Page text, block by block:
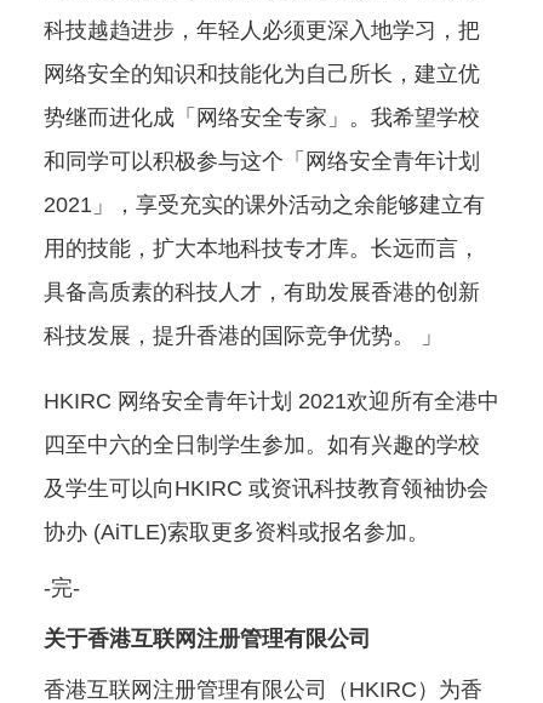
科技越趋进步，年轻人必须更深入地学习，把
网络安全的知识和技能化为自己所长，建立优
势继而进化成「网络安全专家」。我希望学校
和同学可以积极参与这个「网络安全青年计划
2021」，享受充实的课外活动之余能够建立有
用的技能，扩大本地科技专才库。长远而言，
具备高质素的科技人才，有助发展香港的创新
科技发展，提升香港的国际竞争优势。 」
HKIRC 网络安全青年计划 2021欢迎所有全港中
四至中六的全日制学生参加。如有兴趣的学校
及学生可以向HKIRC 或资讯科技教育领袖协会
协办 (AiTLE)索取更多资料或报名参加。
-完-
关于香港互联网注册管理有限公司
香港互联网注册管理有限公司（HKIRC）为香